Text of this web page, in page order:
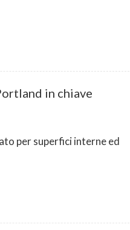
in chiave
per superfici interne ed